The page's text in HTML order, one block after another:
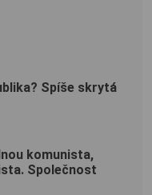
Spíše skrytá
komunista,
Společnost